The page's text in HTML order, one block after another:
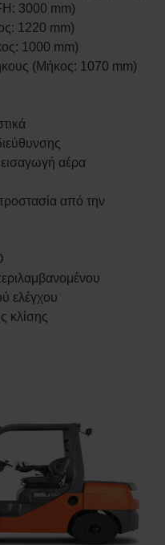
3000 mm)
1220 mm)
1000 mm)
(Μήκος: 1070 mm)
αέρα
από την
ελέγχου
κλίσης